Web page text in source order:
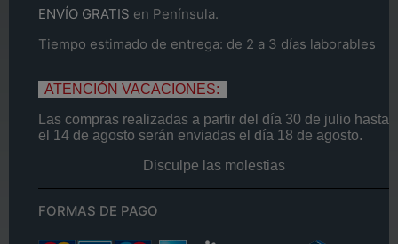
ENVÍO GRATIS en Península.
Tiempo estimado de entrega: de 2 a 3 días laborables
ATENCIÓN VACACIONES:
Las compras realizadas a partir del día 30 de julio hasta
el 14 de agosto serán enviadas el día 18 de agosto.
Disculpe las molestias
FORMAS DE PAGO